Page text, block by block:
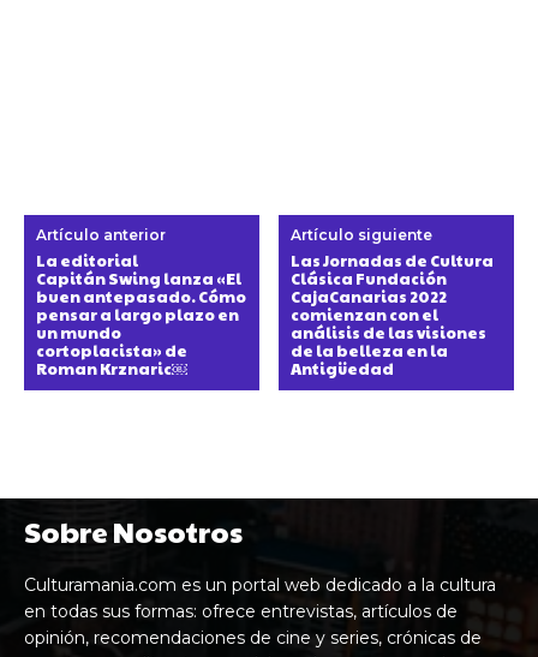
Artículo anterior
La editorial
Capitán Swing lanza «El
buen antepasado. Cómo
pensar a largo plazo en
un mundo
cortoplacista» de
Roman Krznaric￼
Artículo siguiente
Las Jornadas de Cultura
Clásica Fundación
CajaCanarias 2022
comienzan con el
análisis de las visiones
de la belleza en la
Antigüedad
Sobre Nosotros
Culturamania.com es un portal web dedicado a la cultura
en todas sus formas: ofrece entrevistas, artículos de
opinión, recomendaciones de cine y series, crónicas de